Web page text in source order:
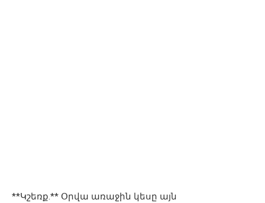
**Կշեռք.** Օրվա առաջին կեսը այն